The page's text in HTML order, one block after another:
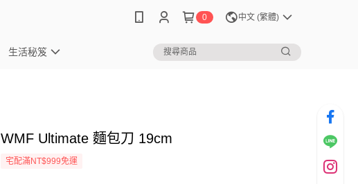
0 中文 (繁體)
生活秘笈
WMF Ultimate 麵包刀 19cm
宅配滿NT$999免運